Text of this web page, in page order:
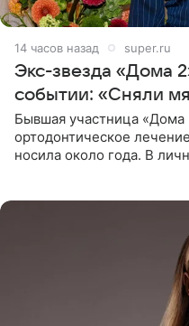
14 часов назад super.ru
Экс-звезда «Дома
событии: «Сняли
Бывшая участница
ортодонтическое
носила около года. В